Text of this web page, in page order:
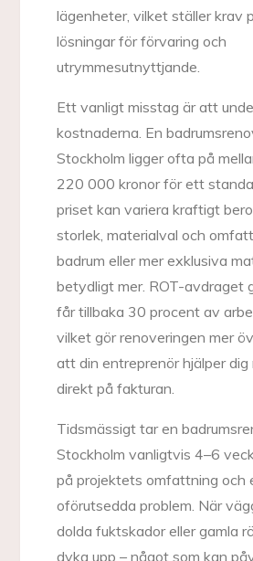
lägenheter, vilket ställer krav
lösningar för förvaring och
utrymmesutnyttjande.
Ett vanligt misstag är att
kostnaderna. En
Stockholm ligger ofta på
220 000 kronor för ett
priset kan variera kraftigt
storlek, materialval och
badrum eller mer exklusiva
betydligt mer. ROT-avdraget
får tillbaka 30 procent av
vilket gör renoveringen mer
att din entreprenör hjälper
direkt på fakturan.
Tidsmässigt tar en
Stockholm vanligtvis 4–6
på projektets omfattning och
oförutsedda problem. När
dolda fuktskador eller gamla
dyka upp – något som kan